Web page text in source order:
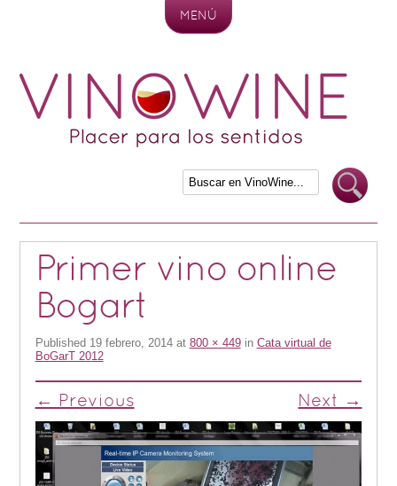
MENÚ
Primer vino online
Bogart
Published 19 febrero, 2014at 800 × 449in Cata virtual de
BoGarT 2012
← Previous Next →